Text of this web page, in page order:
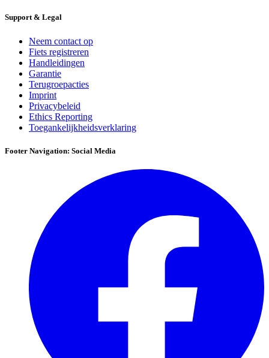
Support & Legal
Neem contact op
Fiets registreren
Handleidingen
Garantie
Terugroepacties
Imprint
Privacybeleid
Ethics Reporting
Toegankelijkheidsverklaring
Footer Navigation: Social Media